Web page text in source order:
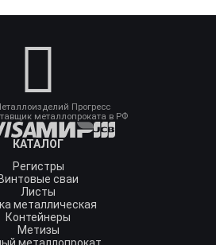
Прогресс
металлопроката в РФ
КАТАЛОГ
Регистры
Винтовые сваи
Листы
металлическая
Контейнеры
Метизы